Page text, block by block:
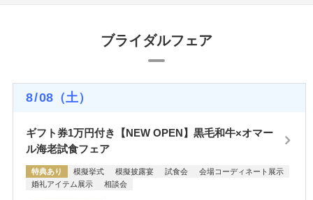
ブライダルフェア
8/08 （土）
ギフト券1万円付き【NEW OPEN】黒毛和牛×オマー
ル海老試食フェア
特典あり 模擬挙式 模擬披露宴 試食会
会場コーディネート展示
婚礼アイテム展示
相談会